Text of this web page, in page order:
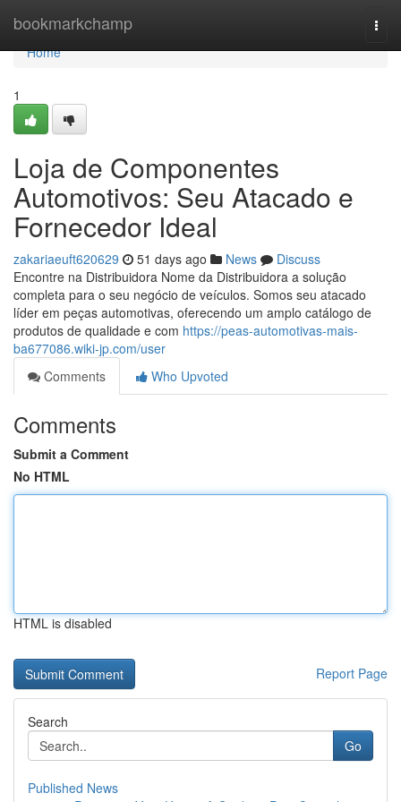
bookmarkchamp
Home
Home
1
Loja de Componentes
Automotivos: Seu Atacado e
Fornecedor Ideal
zakariaeuft620629 51 days ago News
Discuss
Encontre na Distribuidora Nome da Distribuidora a solução
completa para o seu negócio de veículos. Somos seu atacado
líder em peças automotivas, oferecendo um amplo catálogo de
produtos de qualidade e com https://peas-automotivas-mais-
ba677086.wiki-jp.com/user
Comments
Who Upvoted
Comments
Submit a Comment
No HTML
HTML is disabled
Report Page
Search
Go
Published News